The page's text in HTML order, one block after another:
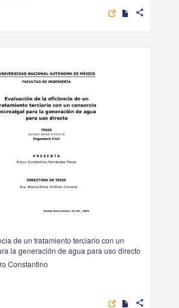
share
de un tratamiento terciario con un
la generación de agua para uso directo
Constantino
share